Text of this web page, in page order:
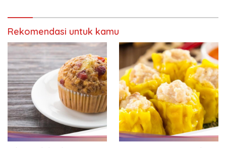
Rekomendasi untuk kamu